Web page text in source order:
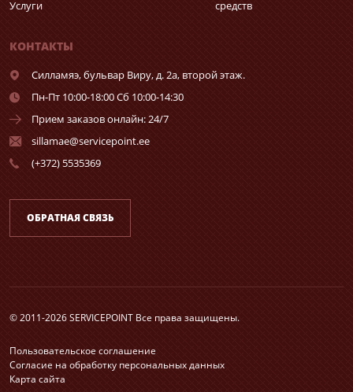
Услуги
средств
КОНТАКТЫ
Силламяэ,бульвар Виру, д. 2а, второй этаж.
Пн-Пт 10:00-18:00 Сб 10:00-14:30
Прием заказов онлайн: 24/7
sillamae@servicepoint.ee
(+372) 5535369
ОБРАТНАЯ СВЯЗЬ
© 2011-2026 SERVICEPOINT Все права защищены.
Пользовательское соглашение
Согласие на обработку персональных данных
Карта сайта